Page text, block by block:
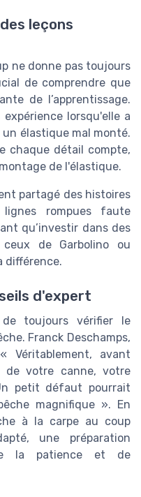
leçons
ne donne pas toujours
de comprendre que
de l’apprentissage.
lorsqu'elle a
élastique mal monté.
chaque détail compte,
de l'élastique.
partagé des histoires
rompues faute
qu’investir dans des
de Garbolino ou
différence.
d'expert
de toujours vérifier le
Franck Deschamps,
Véritablement, avant
de votre canne, votre
petit défaut pourrait
magnifique ». En
à la carpe au coup
une préparation
la patience et de